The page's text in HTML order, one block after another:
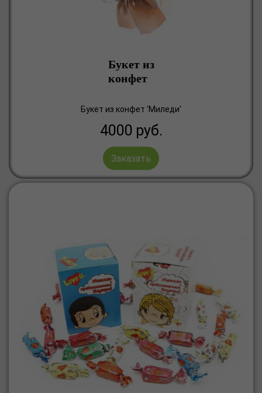
Букет из
конфет
Букет из конфет 'Миледи'
4000 руб.
Заказать